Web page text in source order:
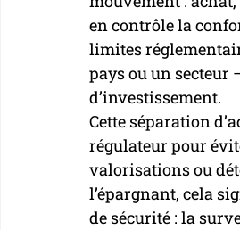
en contrôle la
limites
pays ou un secteur
d’investissement.
Cette séparation
régulateur pour
valorisations ou
l’épargnant, cela
de sécurité : la